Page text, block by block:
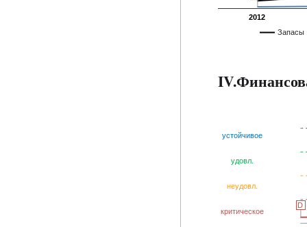
Запасы
2012
устойчивое
удовл.
неудовл.
критическое
D
D